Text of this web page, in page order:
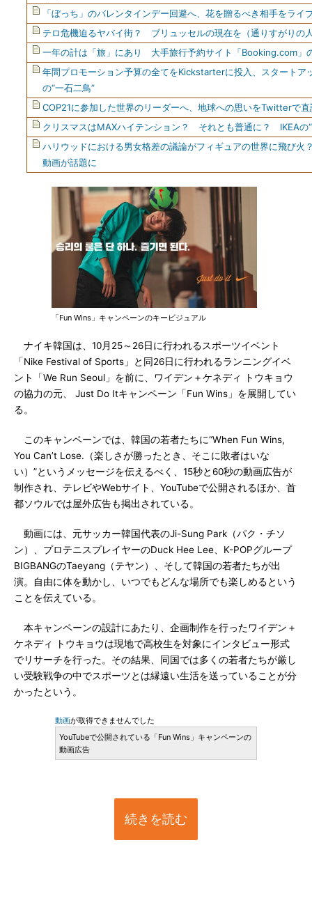
「ぼっち」のバレンタインデー回避へ、花を贈るべき相手をライ
テロ危機迫るヤバイ街？ ブリュッセルの現在を（通りすがりの
一年の計は「旅」にあり 大手旅行予約サイト「Booking.com」
年間プロモーション予算の全てをKickstarterに投入、スタートア
の“一石二鳥”
COP21に参加した世界のリーダーへ、地球への思いをTwitterで直
クリスマスはMAXハイテンション？ それとも普通に？ IKEAの“
ハリウッドにおける男女格差の議論がフィギュアの世界に飛び
動画が話題に
「Fun Wins」キャンペーンのキービジュアル
ナイキ韓国は、10月25～26日に行われるスポーツイベント
「Nike Festival of Sports」と同26日に行われるランニングイベ
ント「We Run Seoul」を前に、ワイデン＋ケネディ トウキョウ
の協力の元、 Just Do Itキャンペーン「Fun Wins」を展開してい
る。
このキャンペーンでは、韓国の若者たちに“When Fun Wins,
You Can’t Lose.（楽しさが勝ったとき、そこに敗者はいな
い）”というメッセージを伝えるべく、15秒と60秒の動画広告が
制作され、テレビやWebサイト、YouTubeで公開されるほか、首
都ソウルでは屋外広告も掲出されている。
動画には、元サッカー韓国代表のJi-Sung Park（パク・チソ
ン）、プロテニスプレイヤーのDuck Hee Lee、K-POPグループ
BIGBANGのTaeyang（テヤン）、そして韓国の若者たちが出
演。自由に体を動かし、いつでもどんな場所でも楽しめるという
ことを伝えている。
本キャンペーンの設計にあたり、企画制作を行ったワイデン＋
ケネディ トウキョウは現地で高校生を対象にインタビュー形式
でリサーチを行った。その結果、同国では多くの若者たちが厳し
い受験戦争の中でスポーツとは縁遠い生活を送っていることが分
かったという。
動画が取得できませんでした
YouTubeで公開されている「Fun Wins」キャンペーンの
動画広告
続きを読む